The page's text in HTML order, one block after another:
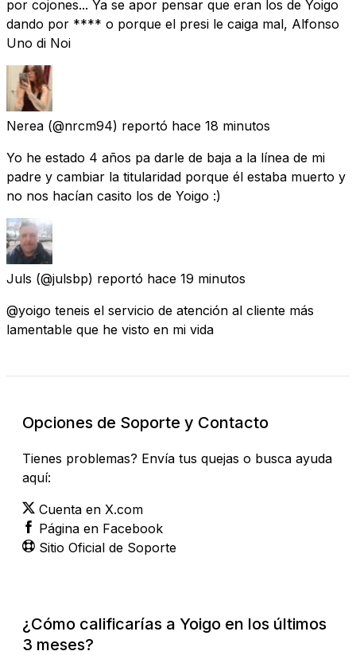
por cojones... Ya se apor pensar que eran los de Yoigo
dando por **** o porque el presi le caiga mal, Alfonso
Uno di Noi
Nerea (@nrcm94) reportó hace 18 minutos
Yo he estado 4 años pa darle de baja a la línea de mi
padre y cambiar la titularidad porque él estaba muerto y
no nos hacían casito los de Yoigo :)
Juls (@julsbp) reportó hace 19 minutos
@yoigo teneis el servicio de atención al cliente más
lamentable que he visto en mi vida
Opciones de Soporte y Contacto
Tienes problemas? Envía tus quejas o busca ayuda
aquí:
Cuenta en X.com
Página en Facebook
Sitio Oficial de Soporte
¿Cómo calificarías a Yoigo en los últimos
3 meses?